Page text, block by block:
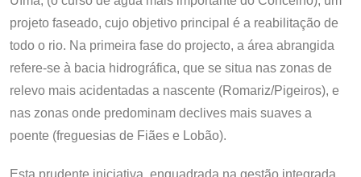
projeto faseado, cujo objetivo principal é a reabilitação de
todo o rio. Na primeira fase do projecto, a área abrangida
refere-se à bacia hidrográfica, que se situa nas zonas de
relevo mais acidentadas a nascente (Romariz/Pigeiros), e
nas zonas onde predominam declives mais suaves a
poente (freguesias de Fiães e Lobão).
Esta prudente iniciativa, enquadrada na gestão integrada